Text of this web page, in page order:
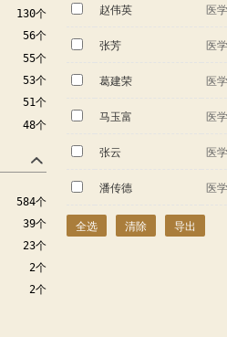
5个
3个
130个
56个
55个
53个
51个
48个
35个
584个
39个
23个
2个
2个
赵伟英 医
张芳 医
葛建荣 医
马玉富 医
张云 医
潘传德 医
全选 清除 导出